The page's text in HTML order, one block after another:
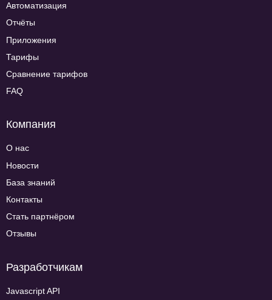
Автоматизация
Отчёты
Приложения
Тарифы
Сравнение тарифов
FAQ
Компания
О нас
Новости
База знаний
Контакты
Стать партнёром
Отзывы
Разработчикам
Javascript API